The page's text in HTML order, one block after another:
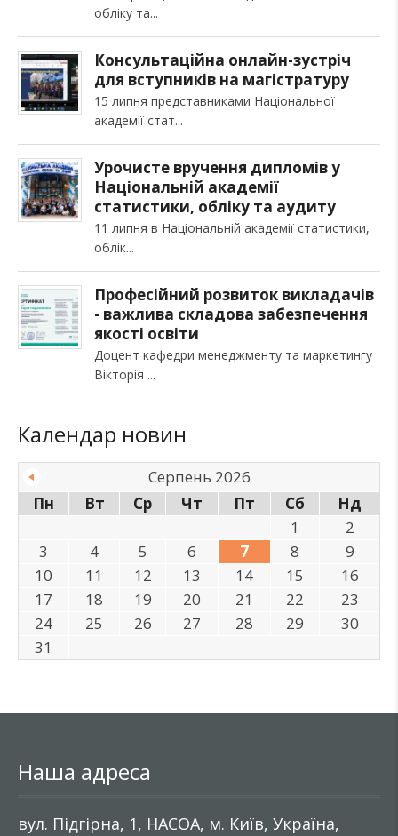
обліку та
Консультаційна онлайн-зустріч
для вступників на магістратуру
15 липня представниками Національної
академії стат
Урочисте вручення дипломів у
Національній академії
статистики, обліку та аудиту
11 липня в Національній академії статистики,
облік
Професійний розвиток викладачів
- важлива складова забезпечення
якості освіти
Доцент кафедри менеджменту та маркетингу
Вікторія
Календар новин
Серпень 2026
Пн
Вт Ср Чт Пт Сб
Нд
1
2
3
4 5 6 7 8
9
10
11 12 13 14 15
16
17
18 19 20 21 22
23
24
25 26 27 28 29
30
31
Наша адреса
вул. Підгірна, 1, НАСОА, м. Київ, Україна,